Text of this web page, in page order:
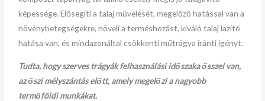
képessége. Elősegíti a talaj művelését, megelőző hatással van a
növénybetegségekre, növeli a terméshozást, kiváló talaj lazító
hatása van, és mindazonáltal csökkenti műtrágya iránti igényt.
Tudta, hogy szerves trágyák felhasználási időszaka ősszel van,
az őszi mélyszántás előtt, amely megelőzi a nagyobb
termőföldi munkákat.